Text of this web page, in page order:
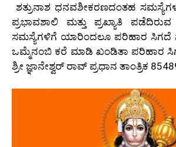
ಶತ್ರುನಾಶ ಧನವಶೀಕರಣದಂತಹ
ಪ್ರಭಾವಶಾಲಿ ಮತ್ತು ಪ್ರಖ್ಯಾತಿ
ಸಮಸ್ಯೆಗಳಿಗೆ ಯಾರಿಂದಲೂ ಪರಿಹಾರ ಸಿಗದೆ
ಒಮ್ಮೆನಂಬಿ ಕರೆ ಮಾಡಿ ಖಂಡಿತಾ ಪರಿಹಾರ
ಶ್ರೀ ಜ್ಞಾನೇಶ್ವರ್ ರಾವ್ ಪ್ರಧಾನ ತಾಂತ್ರಿಕ